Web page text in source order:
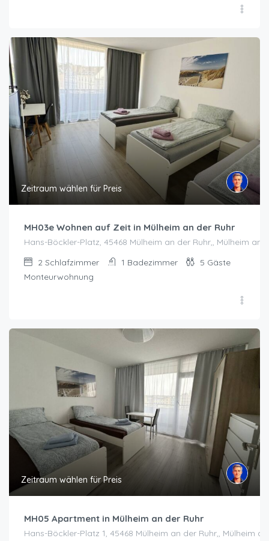
Zeitraum wählen für Preis
MH03e Wohnen auf Zeit in Mülheim an der Ruhr
Hans-Böckler-Platz, 45468 Mülheim an der Ruhr,, Mülheim an
2 Schlafzimmer 1 Badezimmer 5 Gäste
Monteurwohnung
Zeitraum wählen für Preis
MH05 Apartment in Mülheim an der Ruhr
Hans-Böckler-Platz 1, 45468 Mülheim an der Ruhr,, Mülheim